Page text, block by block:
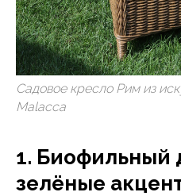
Садовое кресло Рим из
Malacca
1. Биофильный
зелёные